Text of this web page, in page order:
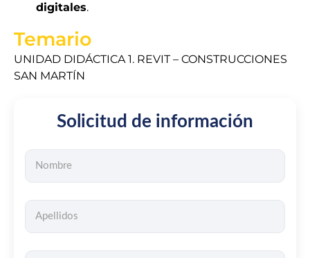
digitales.
Temario
UNIDAD DIDÁCTICA 1. REVIT – CONSTRUCCIONES
SAN MARTÍN
Solicitud de información